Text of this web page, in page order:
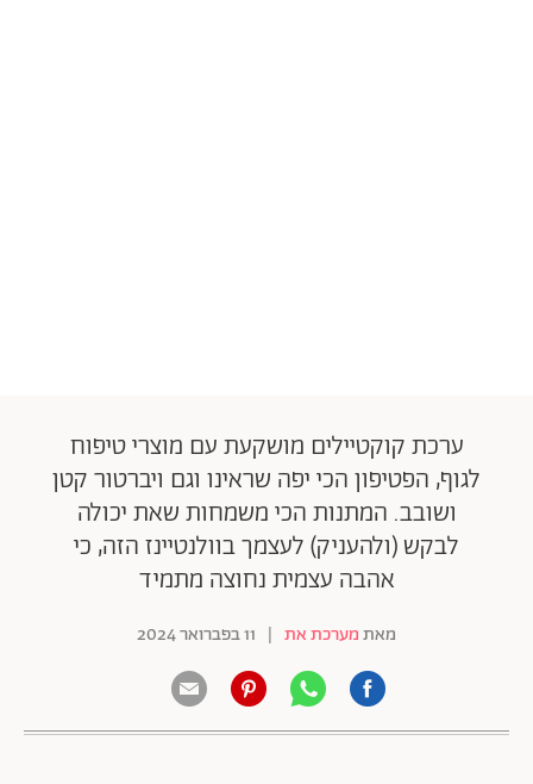
ערכת קוקטיילים מושקעת עם מוצרי טיפוח
לגוף, הפטיפון הכי יפה שראינו וגם ויברטור קטן
ושובב. המתנות הכי משמחות שאת יכולה
לבקש (ולהעניק) לעצמך בוולנטיינז הזה, כי
אהבה עצמית נחוצה מתמיד
מאתמערכת את | 11 בפברואר 2024